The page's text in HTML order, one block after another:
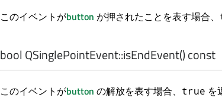
このイベントがbutton が押されたことを表す場合、
bool QSinglePointEvent::isEndEvent() const
このイベントがbutton の解放を表す場合、 true を